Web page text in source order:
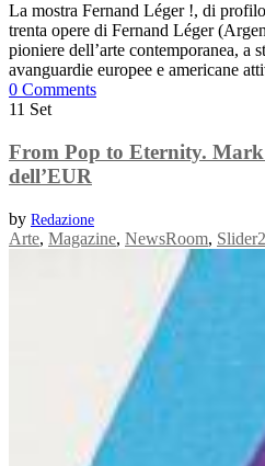
La mostra Fernand Léger !, di
trenta opere di Fernand Léger
pioniere dell’arte contemporanea, a
avanguardie europee e americane
0 Comments
11 Set
From Pop to Eternity.
dell’EUR
by Redazione
Arte, Magazine, NewsRoom, Slider2